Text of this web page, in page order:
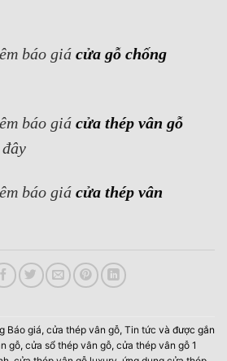
báo giá cửa gỗ chống
báo giá cửa thép vân gỗ
báo giá cửa thép vân
Báo giá, cửa thép vân gỗ, Tin tức và được gắn
gỗ, cửa sổ thép vân gỗ, cửa thép vân gỗ 1